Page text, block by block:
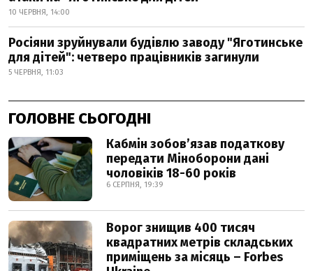
10 ЧЕРВНЯ, 14:00
Росіяни зруйнували будівлю заводу "Яготинське
для дітей": четверо працівників загинули
5 ЧЕРВНЯ, 11:03
ГОЛОВНЕ СЬОГОДНІ
Кабмін зобовʼязав податкову
передати Міноборони дані
чоловіків 18-60 років
6 СЕРПНЯ, 19:39
Ворог знищив 400 тисяч
квадратних метрів складських
приміщень за місяць – Forbes